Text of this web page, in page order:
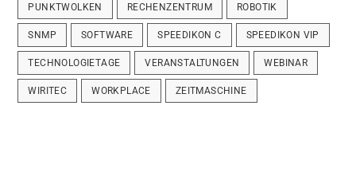
PUNKTWOLKEN RECHENZENTRUM ROBOTIK
SNMP SOFTWARE SPEEDIKON C SPEEDIKON VIP
TECHNOLOGIETAGE VERANSTALTUNGEN WEBINAR
WIRITEC WORKPLACE ZEITMASCHINE